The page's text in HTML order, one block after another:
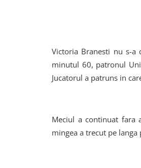
Victoria Branesti nu s-
minutul 60, patronul
Jucatorul a patruns in
Meciul a continuat fara
mingea a trecut pe langa